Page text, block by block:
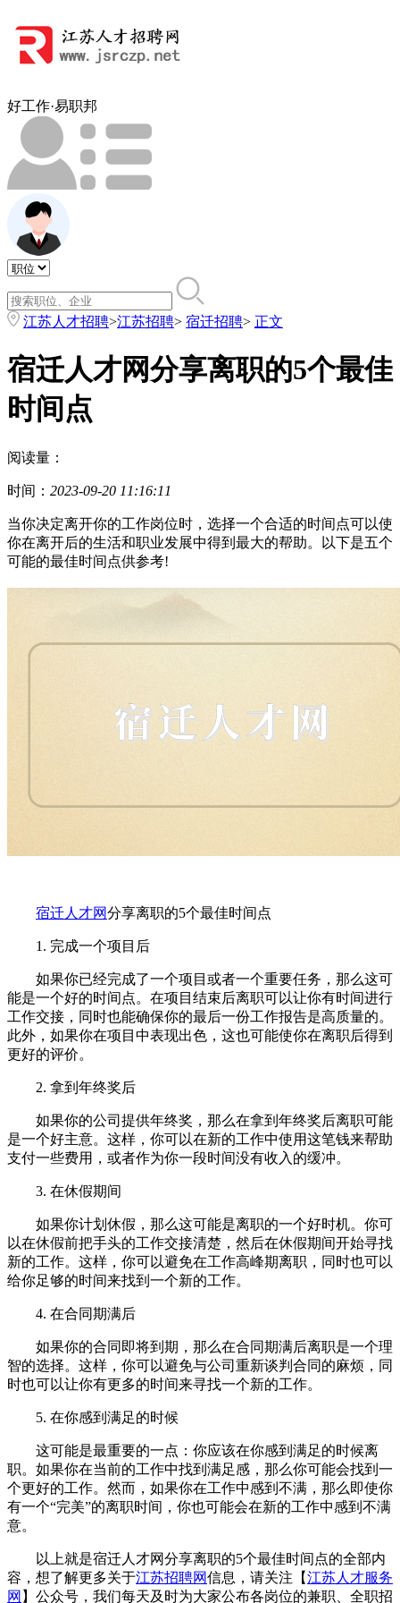
好工作·易职邦
江苏人才招聘>江苏招聘> 宿迁招聘> 正文
宿迁人才网分享离职的5个最佳
时间点
阅读量：
时间： 2023-09-20 11:16:11
当你决定离开你的工作岗位时，选择一个合适的时间点可以使
你在离开后的生活和职业发展中得到最大的帮助。以下是五个
可能的最佳时间点供参考!
宿迁人才网分享离职的5个最佳时间点
1. 完成一个项目后
如果你已经完成了一个项目或者一个重要任务，那么这可
能是一个好的时间点。在项目结束后离职可以让你有时间进行
工作交接，同时也能确保你的最后一份工作报告是高质量的。
此外，如果你在项目中表现出色，这也可能使你在离职后得到
更好的评价。
2. 拿到年终奖后
如果你的公司提供年终奖，那么在拿到年终奖后离职可能
是一个好主意。这样，你可以在新的工作中使用这笔钱来帮助
支付一些费用，或者作为你一段时间没有收入的缓冲。
3. 在休假期间
如果你计划休假，那么这可能是离职的一个好时机。你可
以在休假前把手头的工作交接清楚，然后在休假期间开始寻找
新的工作。这样，你可以避免在工作高峰期离职，同时也可以
给你足够的时间来找到一个新的工作。
4. 在合同期满后
如果你的合同即将到期，那么在合同期满后离职是一个理
智的选择。这样，你可以避免与公司重新谈判合同的麻烦，同
时也可以让你有更多的时间来寻找一个新的工作。
5. 在你感到满足的时候
这可能是最重要的一点：你应该在你感到满足的时候离
职。如果你在当前的工作中找到满足感，那么你可能会找到一
个更好的工作。然而，如果你在工作中感到不满，那么即使你
有一个“完美”的离职时间，你也可能会在新的工作中感到不满
意。
以上就是宿迁人才网分享离职的5个最佳时间点的全部内
容，想了解更多关于江苏招聘网信息，请关注【江苏人才服务
网 】公众号，我们每天及时为大家公布各岗位的兼职、全职招